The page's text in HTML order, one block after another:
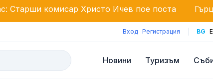
Христо Ичев пое поста Гърция с жесток
Вход Регистрация BG
Новини Туризъм